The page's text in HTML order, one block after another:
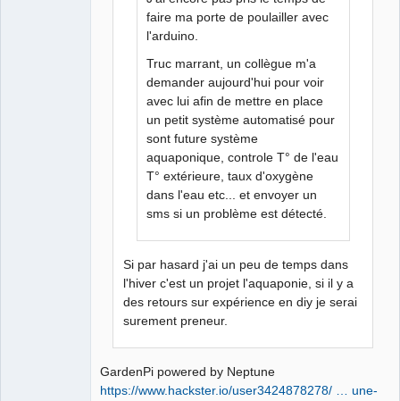
faire ma porte de poulailler avec
l'arduino.
Truc marrant, un collègue m'a
demander aujourd'hui pour voir
avec lui afin de mettre en place
un petit système automatisé pour
sont future système
aquaponique, controle T° de l'eau
T° extérieure, taux d'oxygène
dans l'eau etc... et envoyer un
sms si un problème est détecté.
Si par hasard j'ai un peu de temps dans
l'hiver c'est un projet l'aquaponie, si il y a
des retours sur expérience en diy je serai
surement preneur.
GardenPi powered by Neptune
https://www.hackster.io/user3424878278/ … une-